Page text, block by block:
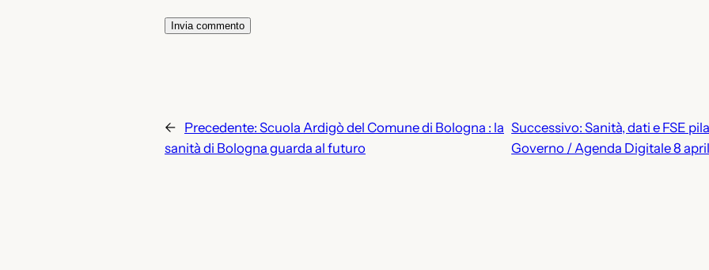
← Precedente: Scuola Ardigò del Comune di Bologna : la
sanità di Bologna guarda al futuro
Successivo:Sanità, dati e FSE
Governo / Agenda Digitale 8